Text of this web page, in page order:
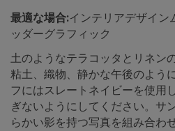
最適な場合:インテリアデザイン
ッダーグラフィック
土のようなテラコッタとリネン
粘土、織物、静かな午後のよう
フにはスレートネイビーを使用
ぎないようにしてください。サ
らかい影を持つ写真を組み合わ